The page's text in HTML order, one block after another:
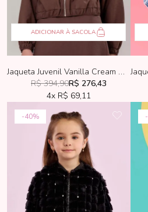
ADICIONAR À SACOLA
Jaqueta Juvenil Vanilla Cream Marrom
R$ 394,90R$ 276,43
4x R$ 69,11
40%